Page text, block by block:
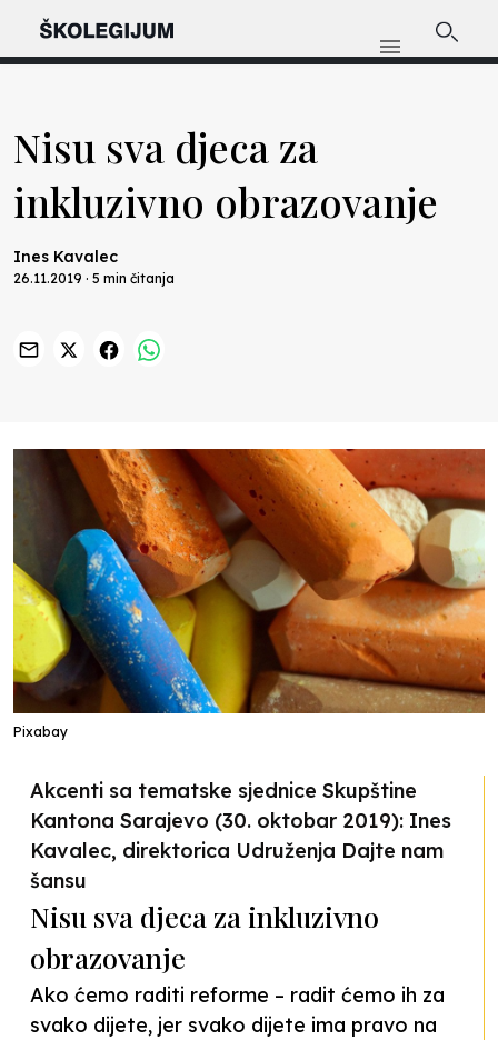
Nisu sva djeca za
inkluzivno obrazovanje
Ines Kavalec
26.11.2019 · 5 min čitanja
Pixabay
Akcenti sa tematske sjednice Skupštine
Kantona Sarajevo (30. oktobar 2019): Ines
Kavalec, direktorica Udruženja Dajte nam
šansu
Nisu sva djeca za inkluzivno
obrazovanje
Ako ćemo raditi reforme – radit ćemo ih za
svako dijete, jer svako dijete ima pravo na